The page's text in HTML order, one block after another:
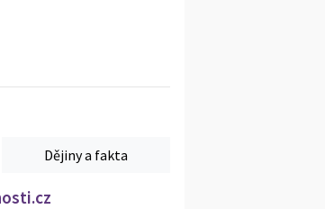
Dějiny a fakta